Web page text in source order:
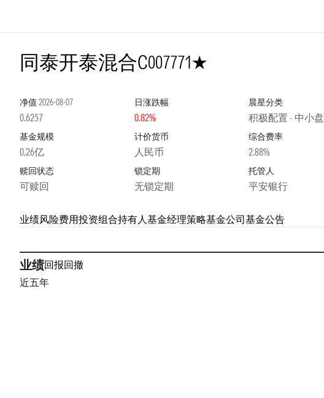
同泰开泰混合C007771
净值 2026-08-07
0.6257
日涨跌幅
0.82%
晨星分类
积极配置 - 中小盘
基金规模
0.26亿
计价货币
人民币
综合费率
2.88%
赎回状态
可赎回
锁定期
无锁定期
托管人
平安银行
业绩风险费用投资组合持有人基金经理策略基金公司基金公告
业绩回报回撤
近五年